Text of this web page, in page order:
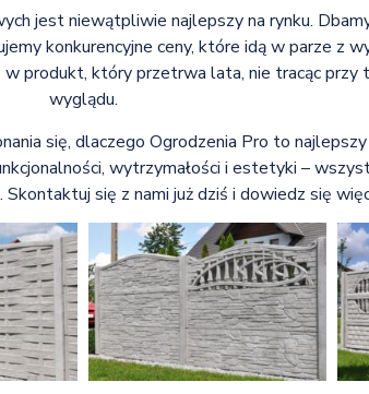
jest niewątpliwie najlepszy na rynku.
konkurencyjne ceny, które idą w parze z
produkt, który przetrwa lata, nie tracąc przy
wyglądu.
się, dlaczego Ogrodzenia Pro to
wytrzymałości i estetyki –
się z nami już dziś i dowiedz się